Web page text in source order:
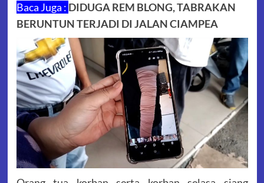
Baca Juga : DIDUGA REM BLONG, TABRAKAN
BERUNTUN TERJADI DI JALAN CIAMPEA